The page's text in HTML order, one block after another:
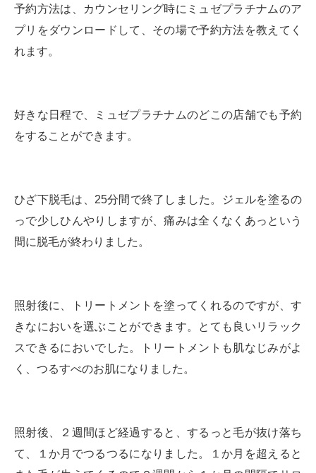
予約方法は、カウンセリング時にミュゼプラチナムのア
プリをダウンロードして、その場で予約方法を教えてく
れます。
好きな日程で、ミュゼプラチナムのどこの店舗でも予約
をすることができます。
ひざ下脱毛は、25分間で終了しました。ジェルを塗るの
っで少しひんやりしますが、痛みは全くなくあっという
間に脱毛が終わりました。
照射後に、トリートメントを塗ってくれるのですが、す
きなにおいを選ぶことができます。とても良いリラック
スできるにおいでした。トリートメントも肌なじみがよ
く、つるすべのお肌になりました。
照射後、２週間ほど経過すると、するっと毛が抜け落ち
て、１か月でつるつるになりました。１か月を超えると